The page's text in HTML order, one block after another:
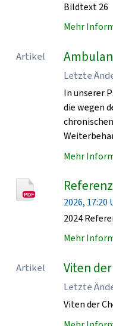
Bildtext 26
Mehr
Artikel
Letzte
In unserer
die wegen
Mehr
2026, 17:20
2024
Mehr
Artikel Viten
Letzte
Viten der